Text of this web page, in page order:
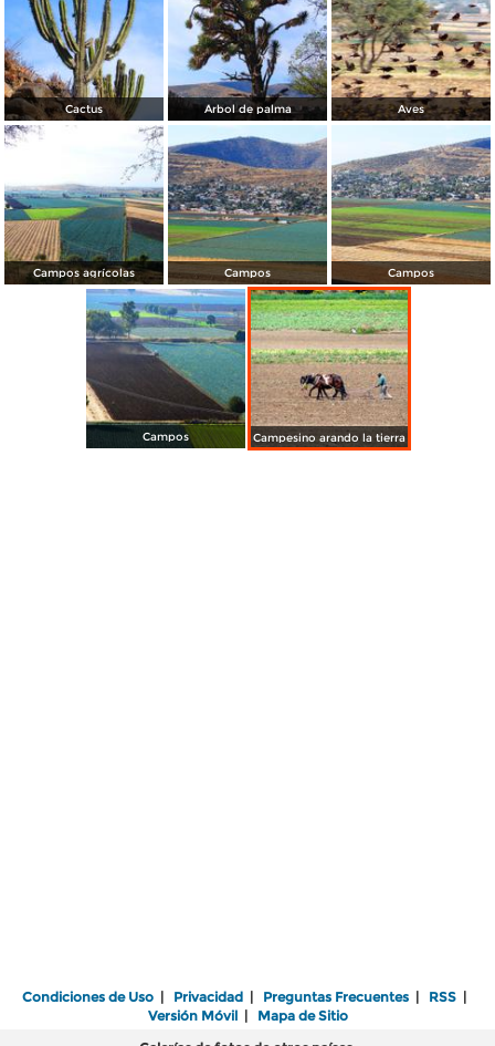
Cactus Árbol de palma Aves
Campos agrícolas Campos Campos
Campos Campesino arando la tierra
Condiciones de Uso | Privacidad | Preguntas Frecuentes | RSS |
Versión Móvil| Mapa de Sitio